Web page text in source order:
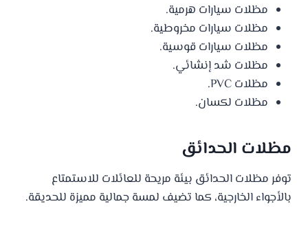
مظلات سيارات هرمية.
مظلات سيارات مخروطية.
مظلات سيارات قوسية.
مظلات شد إنشائي.
مظلات PVC.
مظلات لكسان.
مظلات الحدائق
توفر مظلات الحدائق بيئة مريحة للعائلات للاستمتاع
بالأجواء الخارجية، كما تضيف لمسة جمالية مميزة للحديقة.